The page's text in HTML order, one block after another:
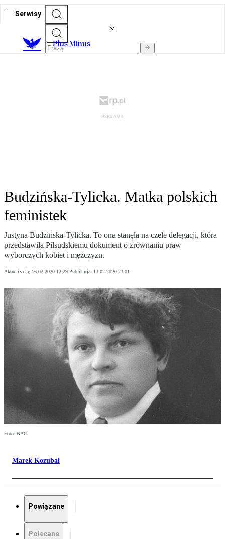
Serwisy
Plus Minus
Budzińska-Tylicka. Matka polskich
feministek
Justyna Budzińska-Tylicka. To ona stanęła na czele delegacji, która
przedstawiła Piłsudskiemu dokument o zrównaniu praw
wyborczych kobiet i mężczyzn.
Aktualizacja: 16.02.2020 12:29 Publikacja: 13.02.2020 23:01
Foto: NAC
Marek Kozubal
Powiązane
Polecane